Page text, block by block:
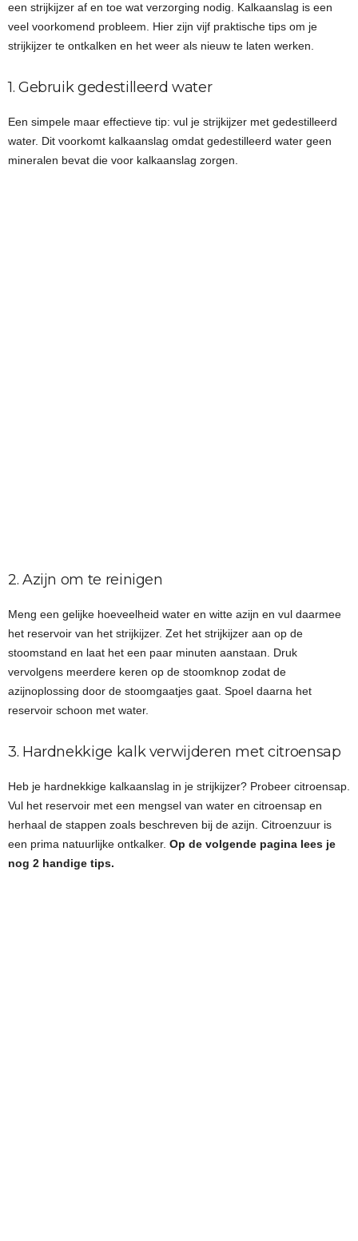
een strijkijzer af en toe wat verzorging nodig. Kalkaanslag is een
veel voorkomend probleem. Hier zijn vijf praktische tips om je
strijkijzer te ontkalken en het weer als nieuw te laten werken.
1. Gebruik gedestilleerd water
Een simpele maar effectieve tip: vul je strijkijzer met gedestilleerd
water. Dit voorkomt kalkaanslag omdat gedestilleerd water geen
mineralen bevat die voor kalkaanslag zorgen.
2. Azijn om te reinigen
Meng een gelijke hoeveelheid water en witte azijn en vul daarmee
het reservoir van het strijkijzer. Zet het strijkijzer aan op de
stoomstand en laat het een paar minuten aanstaan. Druk
vervolgens meerdere keren op de stoomknop zodat de
azijnoplossing door de stoomgaatjes gaat. Spoel daarna het
reservoir schoon met water.
3. Hardnekkige kalk verwijderen met citroensap
Heb je hardnekkige kalkaanslag in je strijkijzer? Probeer citroensap.
Vul het reservoir met een mengsel van water en citroensap en
herhaal de stappen zoals beschreven bij de azijn. Citroenzuur is
een prima natuurlijke ontkalker. Op de volgende pagina lees je
nog 2 handige tips.